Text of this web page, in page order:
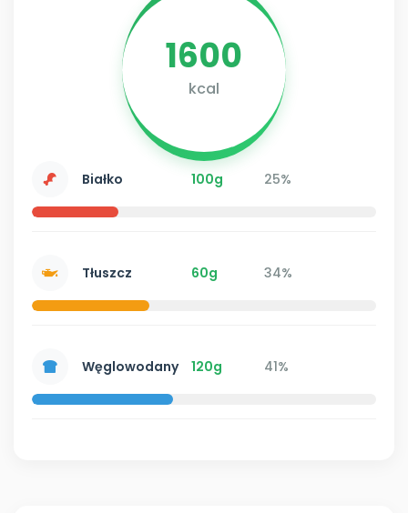
1600
kcal
Białko 100g 25%
Tłuszcz 60g 34%
Węglowodany 120g 41%